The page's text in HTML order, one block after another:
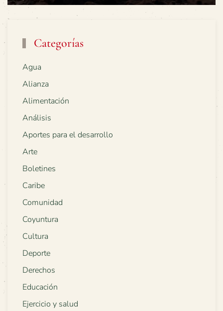
Categorías
Agua
Alianza
Alimentación
Análisis
Aportes para el desarrollo
Arte
Boletines
Caribe
Comunidad
Coyuntura
Cultura
Deporte
Derechos
Educación
Ejercicio y salud